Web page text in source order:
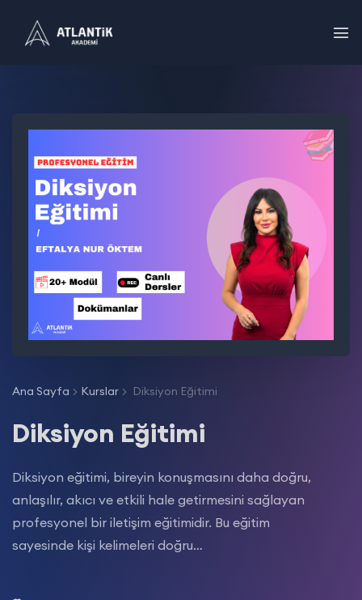
Ana Sayfa Kurslar Diksiyon Eğitimi
Diksiyon Eğitimi
Diksiyon eğitimi, bireyin konuşmasını daha doğru,
anlaşılır, akıcı ve etkili hale getirmesini sağlayan
profesyonel bir iletişim eğitimidir. Bu eğitim
sayesinde kişi kelimeleri doğru…